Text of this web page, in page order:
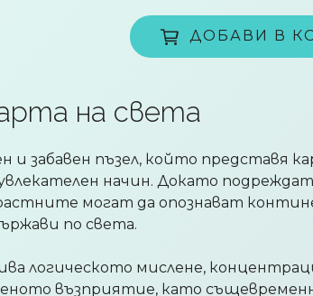
ДОБАВИ В
на света
и забавен пъзел, който представя
начин. Докато
могат да опознават
по света.
логическото мислене,
възприятие, като